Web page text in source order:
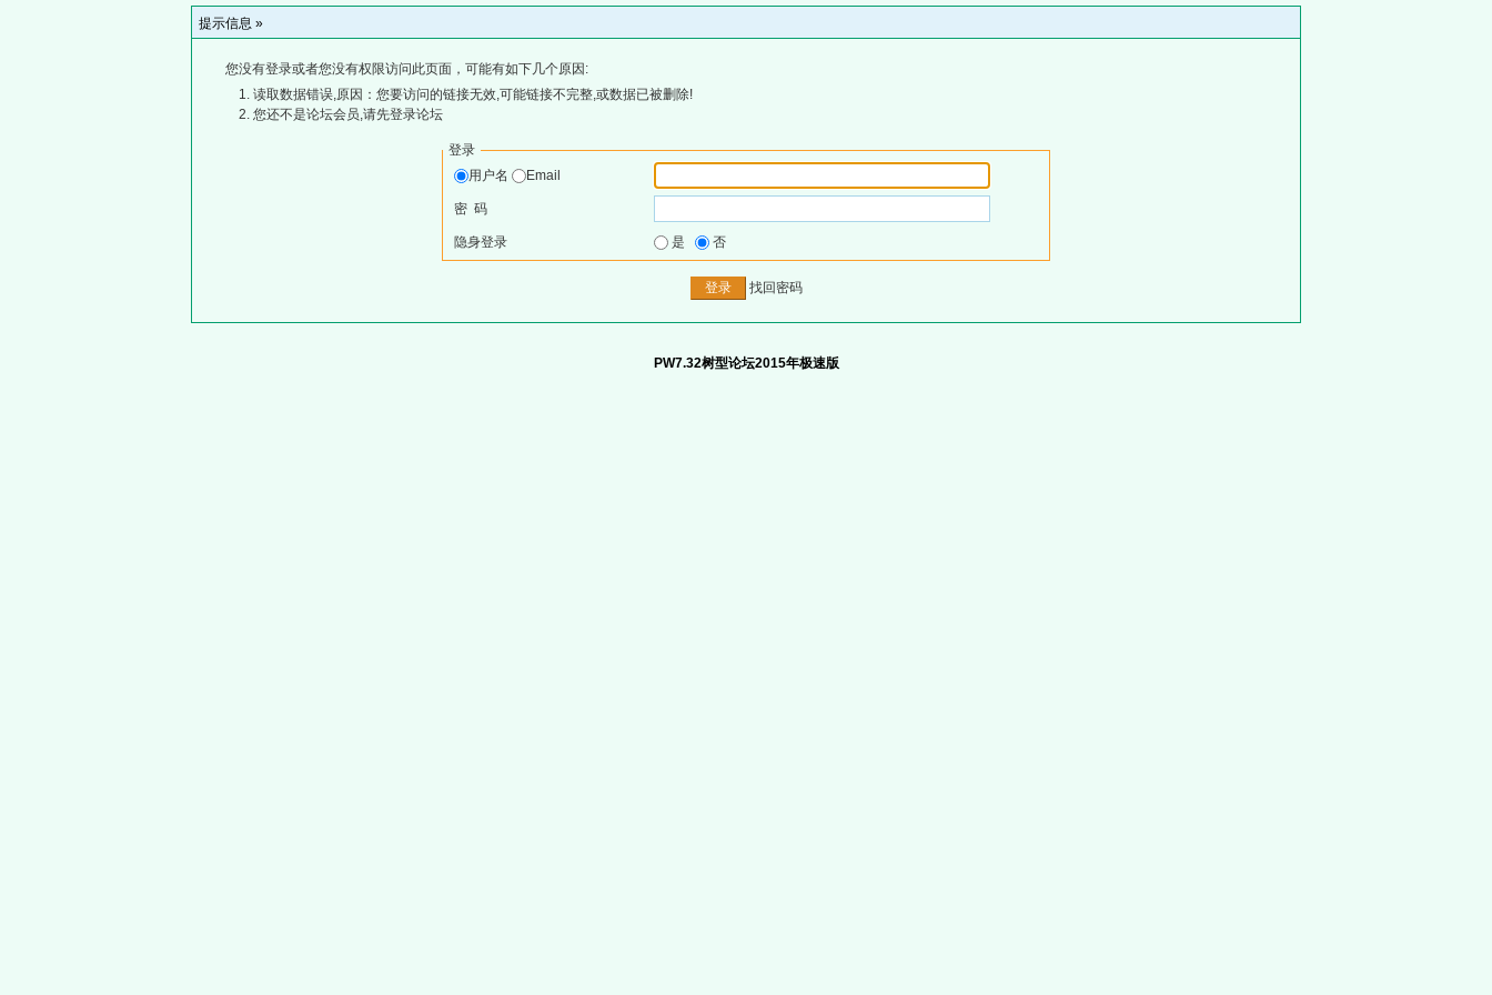
提示信息 »
您没有登录或者您没有权限访问此页面，可能有如下几个原因:
读取数据错误,原因：您要访问的链接无效,可能链接不完整,或数据已被删除!
您还不是论坛会员,请先登录论坛
登录
用户名
Email
密 码
隐身登录 是 否
找回密码
PW7.32树型论坛2015年极速版